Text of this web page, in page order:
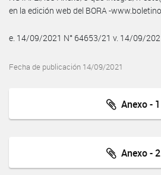
en la edición web del BORA -
e. 14/09/2021 N° 64653/21 v. 14/09/
Fecha de publicación 14/09/2021
Anexo - 1
Anexo - 2